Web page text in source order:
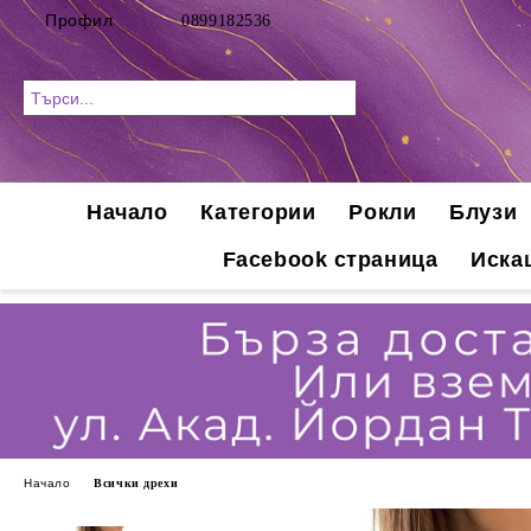
Профил 0899182536
Начало Категории Рокли
Блузи
Facebook страница
Начало Всички дрехи